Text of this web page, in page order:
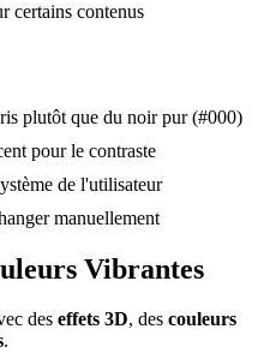
certains contenus
plutôt que du noir pur (#000)
pour le contraste
de l'utilisateur
manuellement
Vibrantes
des effets 3D, des couleurs
.